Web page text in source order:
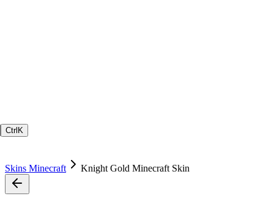
Ctrl K
Skins Minecraft Knight Gold Minecraft Skin